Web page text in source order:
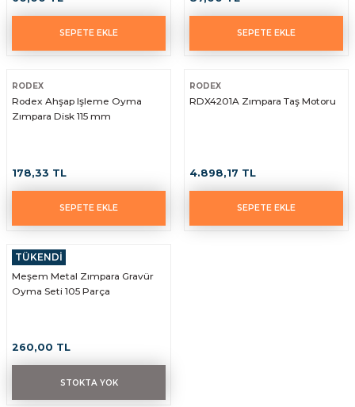
SEPETE EKLE SEPETE EKLE
RODEX
Rodex Ahşap Işleme Oyma
Zımpara Disk 115 mm
178,33 TL
SEPETE EKLE
RODEX
RDX4201A Zımpara Taş Motoru
4.898,17 TL
SEPETE EKLE
TÜKENDİ
Meşem Metal Zımpara Gravür
Oyma Seti 105 Parça
260,00 TL
STOKTA YOK